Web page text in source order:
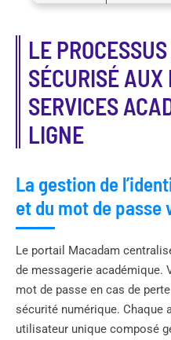
LE
SÉCURISÉ
SERVICES
LIGNE
La gestion de
et du mot de passe
Le portail Macadam
de messagerie académique.
mot de passe en cas de
sécurité numérique. Chaque
utilisateur unique composé